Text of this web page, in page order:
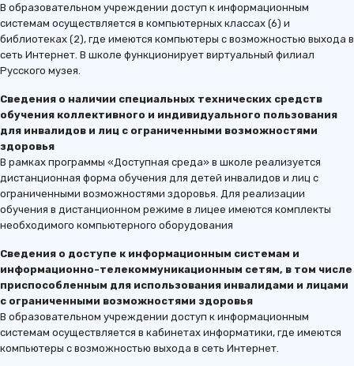
В образовательном учреждении доступ к информационным
системам осуществляется в компьютерных классах (6) и
библиотеках (2), где имеются компьютеры с возможностью выхода в
сеть Интернет. В школе функционирует виртуальный филиал
Русского музея.
Сведения о наличии специальных технических средств
обучения коллективного и индивидуального пользования
для инвалидов и лиц с ограниченными возможностями
здоровья
В рамках программы «Доступная среда» в школе реализуется
дистанционная форма обучения для детей инвалидов и лиц с
ограниченными возможностями здоровья. Для реализации
обучения в дистанционном режиме в лицее имеются комплекты
необходимого компьютерного оборудования
Сведения о доступе к информационным системам и
информационно-телекоммуникационным сетям, в том числе
приспособленным для использования инвалидами и лицами
с ограниченными возможностями здоровья
В образовательном учреждении доступ к информационным
системам осуществляется в кабинетах информатики, где имеются
компьютеры с возможностью выхода в сеть Интернет.